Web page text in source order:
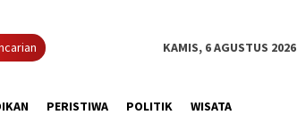
KAMIS, 6 AGUSTUS 2026
PERISTIWA POLITIK WISATA